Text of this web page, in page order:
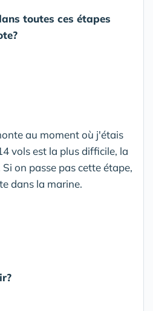
toutes ces étapes
au moment où j'étais
vols est la plus difficile, la
on passe pas cette étape,
dans la marine.